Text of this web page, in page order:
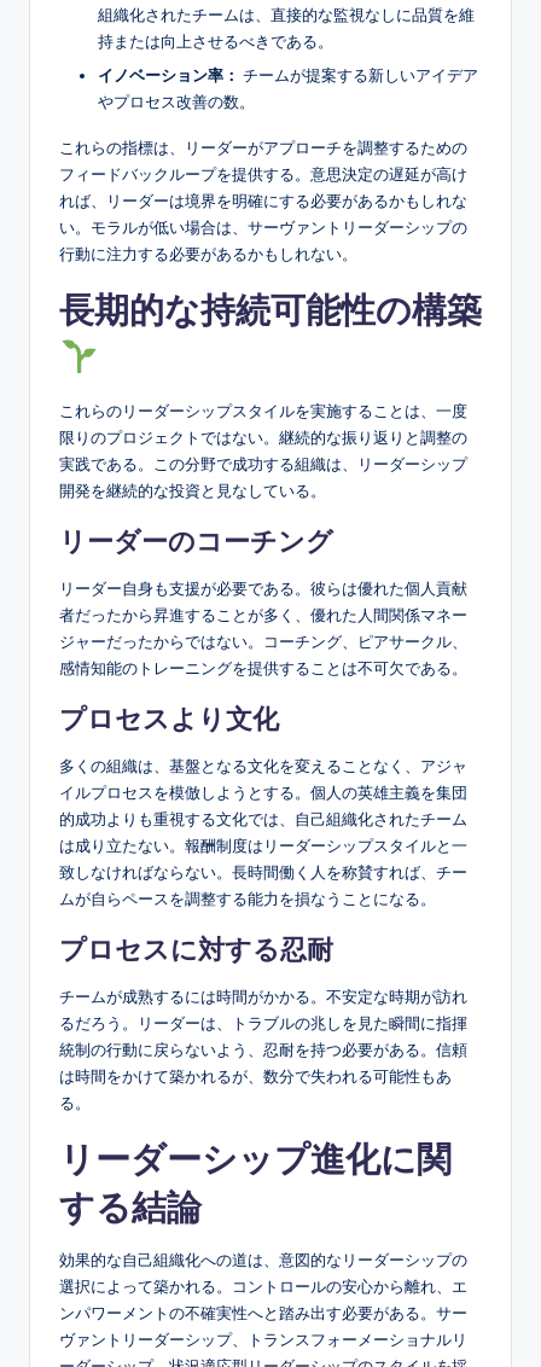
組織化されたチームは、直接的な監視なしに品質を維
持または向上させるべきである。
イノベーション率： チームが提案する新しいアイデア
やプロセス改善の数。
これらの指標は、リーダーがアプローチを調整するための
フィードバックループを提供する。意思決定の遅延が高け
れば、リーダーは境界を明確にする必要があるかもしれな
い。モラルが低い場合は、サーヴァントリーダーシップの
行動に注力する必要があるかもしれない。
長期的な持続可能性の構築
これらのリーダーシップスタイルを実施することは、一度
限りのプロジェクトではない。継続的な振り返りと調整の
実践である。この分野で成功する組織は、リーダーシップ
開発を継続的な投資と見なしている。
リーダーのコーチング
リーダー自身も支援が必要である。彼らは優れた個人貢献
者だったから昇進することが多く、優れた人間関係マネー
ジャーだったからではない。コーチング、ピアサークル、
感情知能のトレーニングを提供することは不可欠である。
プロセスより文化
多くの組織は、基盤となる文化を変えることなく、アジャ
イルプロセスを模倣しようとする。個人の英雄主義を集団
的成功よりも重視する文化では、自己組織化されたチーム
は成り立たない。報酬制度はリーダーシップスタイルと一
致しなければならない。長時間働く人を称賛すれば、チー
ムが自らペースを調整する能力を損なうことになる。
プロセスに対する忍耐
チームが成熟するには時間がかかる。不安定な時期が訪れ
るだろう。リーダーは、トラブルの兆しを見た瞬間に指揮
統制の行動に戻らないよう、忍耐を持つ必要がある。信頼
は時間をかけて築かれるが、数分で失われる可能性もあ
る。
リーダーシップ進化に関
する結論
効果的な自己組織化への道は、意図的なリーダーシップの
選択によって築かれる。コントロールの安心から離れ、エ
ンパワーメントの不確実性へと踏み出す必要がある。サー
ヴァントリーダーシップ、トランスフォーメーショナルリ